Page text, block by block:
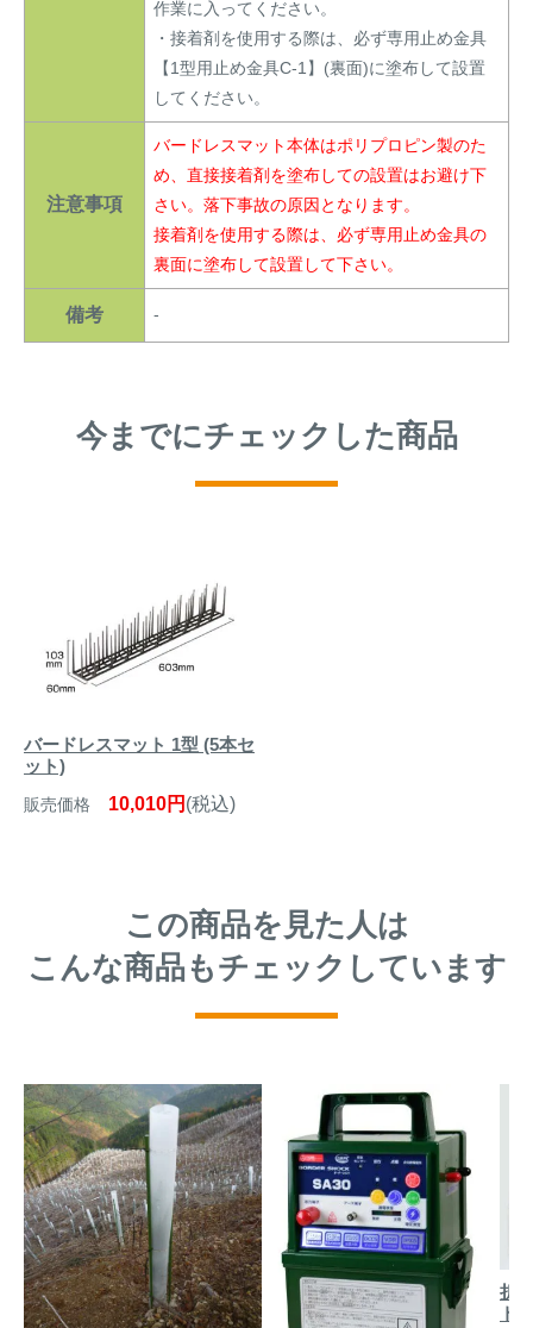
作業に入ってください。
・接着剤を使用する際は、必ず専用止め金具
【1型用止め金具C-1】(裏面)に塗布して設置
してください。
注意事項
バードレスマット本体はポリプロピン製のた
め、直接接着剤を塗布しての設置はお避け下
さい。落下事故の原因となります。
接着剤を使用する際は、必ず専用止め金具の
裏面に塗布して設置して下さい。
備考 -
今までにチェックした商品
バードレスマット 1型 (5本セ
ット)
販売価格 10,010円 (税込)
この商品を見た人は
こんな商品もチェックしています
折
ト